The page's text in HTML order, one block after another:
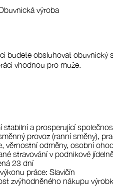
výroba
budete obsluhovat obuvnický
vhodnou pro muže.
stabilní a prosperující
provoz (ranní směny),
věrnostní odměny, osobní
stravování v podnikové
23 dní
práce: Slavičín
zvýhodněného nákupu